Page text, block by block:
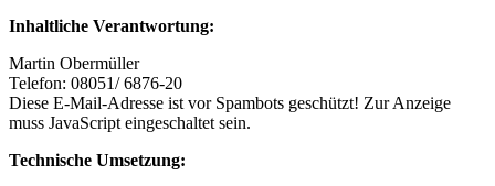
Inhaltliche Verantwortung:
Martin Obermüller
Telefon: 08051/ 6876-20
Diese E-Mail-Adresse ist vor Spambots geschützt! Zur Anzeige
muss JavaScript eingeschaltet sein.
Technische Umsetzung: